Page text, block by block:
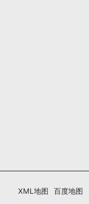
XML地图 百度地图